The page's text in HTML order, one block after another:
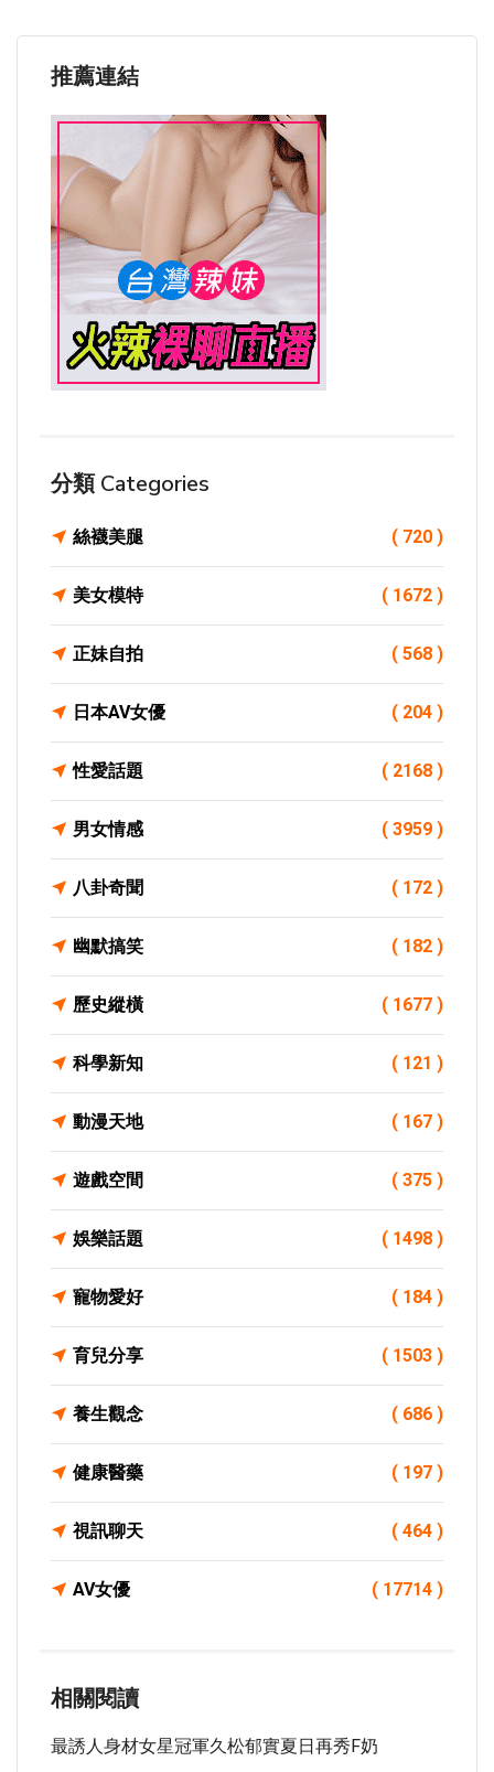
推薦連結
分類 Categories
絲襪美腿 ( 720 )
美女模特 ( 1672 )
正妹自拍 ( 568 )
日本AV女優 ( 204 )
性愛話題 ( 2168 )
男女情感 ( 3959 )
八卦奇聞 ( 172 )
幽默搞笑 ( 182 )
歷史縱橫 ( 1677 )
科學新知 ( 121 )
動漫天地 ( 167 )
遊戲空間 ( 375 )
娛樂話題 ( 1498 )
寵物愛好 ( 184 )
育兒分享 ( 1503 )
養生觀念 ( 686 )
健康醫藥 ( 197 )
視訊聊天 ( 464 )
AV女優 ( 17714 )
相關閱讀
最誘人身材女星冠軍久松郁實夏日再秀F奶